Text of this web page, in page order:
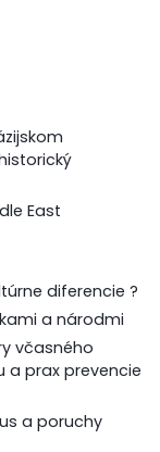
East
diferencie ?
a národmi
včasného
a prax prevencie
a poruchy